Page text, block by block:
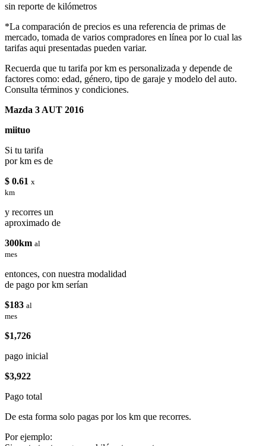
sin reporte de kilómetros
*La comparación de precios es una referencia de primas de
mercado, tomada de varios compradores en línea por lo cual las
tarifas aqui presentadas pueden variar.
Recuerda que tu tarifa por km es personalizada y depende de
factores como: edad, género, tipo de garaje y modelo del auto.
Consulta términos y condiciones.
Mazda 3 AUT 2016
miituo
Si tu tarifa
por km es de
$ 0.61 x
km
y recorres un
aproximado de
300km al
mes
entonces, con nuestra modalidad
de pago por km serían
$183 al
mes
$1,726
pago inicial
$3,922
Pago total
De esta forma solo pagas por los km que recorres.
Por ejemplo: